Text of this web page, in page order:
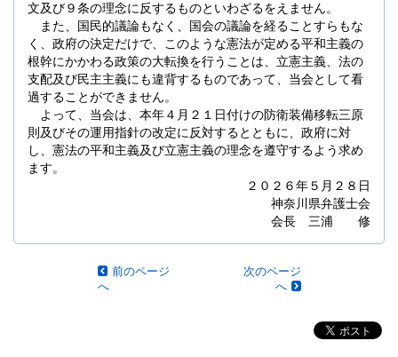
文及び９条の理念に反するものといわざるをえません。
また、国民的議論もなく、国会の議論を経ることすらもな
く、政府の決定だけで、このような憲法が定める平和主義の
根幹にかかわる政策の大転換を行うことは、立憲主義、法の
支配及び民主主義にも違背するものであって、当会として看
過することができません。
よって、当会は、本年４月２１日付けの防衛装備移転三原
則及びその運用指針の改定に反対するとともに、政府に対
し、憲法の平和主義及び立憲主義の理念を遵守するよう求め
ます。
２０２６年５月２８日
神奈川県弁護士会
会長 三浦 修
前のページ
へ
次のページ
へ